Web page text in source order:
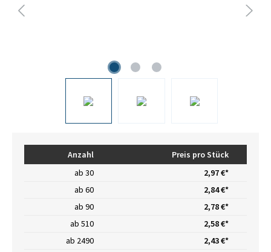
Anzahl
Preis pro Stück
ab 30
2,97 €*
ab 60
2,84 €*
ab 90
2,78 €*
ab 510
2,58 €*
ab 2490 2,43 €*